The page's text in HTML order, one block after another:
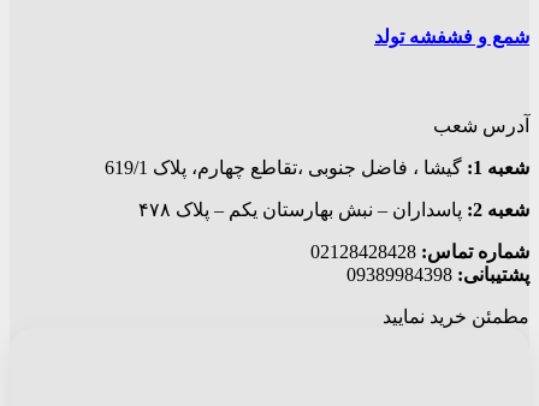
شمع و فشفشه تولد
آدرس شعب
شعبه 1: گيشا ، فاضل جنوبی ،تقاطع چهارم، پلاک 619/1
شعبه 2: پاسداران – نبش بهارستان یکم – پلاک ۴۷۸
شماره تماس:
پشتیبانی:
مطمئن خرید نمایید